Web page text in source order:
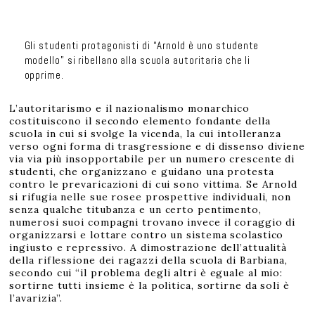
Gli studenti protagonisti di “Arnold è uno studente
modello” si ribellano alla scuola autoritaria che li
opprime.
L’autoritarismo e il nazionalismo monarchico
costituiscono il secondo elemento fondante della
scuola in cui si svolge la vicenda, la cui intolleranza
verso ogni forma di trasgressione e di dissenso diviene
via via più insopportabile per un numero crescente di
studenti, che organizzano e guidano una protesta
contro le prevaricazioni di cui sono vittima. Se Arnold
si rifugia nelle sue rosee prospettive individuali, non
senza qualche titubanza e un certo pentimento,
numerosi suoi compagni trovano invece il coraggio di
organizzarsi e lottare contro un sistema scolastico
ingiusto e repressivo. A dimostrazione dell’attualità
della riflessione dei ragazzi della scuola di Barbiana,
secondo cui “il problema degli altri è eguale al mio:
sortirne tutti insieme è la politica, sortirne da soli è
l’avarizia”.